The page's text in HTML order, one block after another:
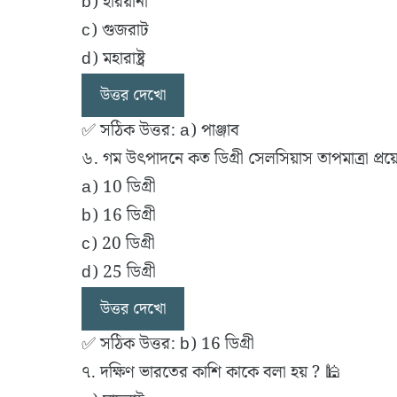
c) গুজরাট
d) মহারাষ্ট্র
উত্তর দেখো
✅ সঠিক উত্তর: a) পাঞ্জাব
৬. গম উৎপাদনে কত ডিগ্রী সেলসিয়াস তাপমাত্রা
a) 10 ডিগ্রী
b) 16 ডিগ্রী
c) 20 ডিগ্রী
d) 25 ডিগ্রী
উত্তর দেখো
✅ সঠিক উত্তর: b) 16 ডিগ্রী
৭. দক্ষিণ ভারতের কাশি কাকে বলা হয় ? 🕌